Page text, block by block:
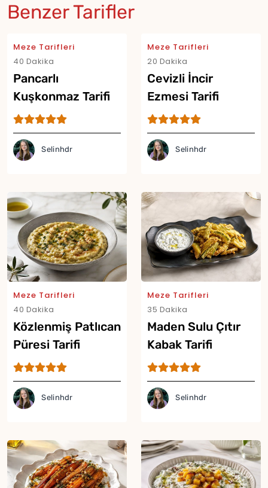
Benzer Tarifler
Meze Tarifleri
40 Dakika
Pancarlı
Kuşkonmaz Tarifi
Selinhdr
Meze Tarifleri
20 Dakika
Cevizli İncir
Ezmesi Tarifi
Selinhdr
Meze Tarifleri
40 Dakika
Közlenmiş Patlıcan
Püresi Tarifi
Selinhdr
Meze Tarifleri
35 Dakika
Maden Sulu Çıtır
Kabak Tarifi
Selinhdr